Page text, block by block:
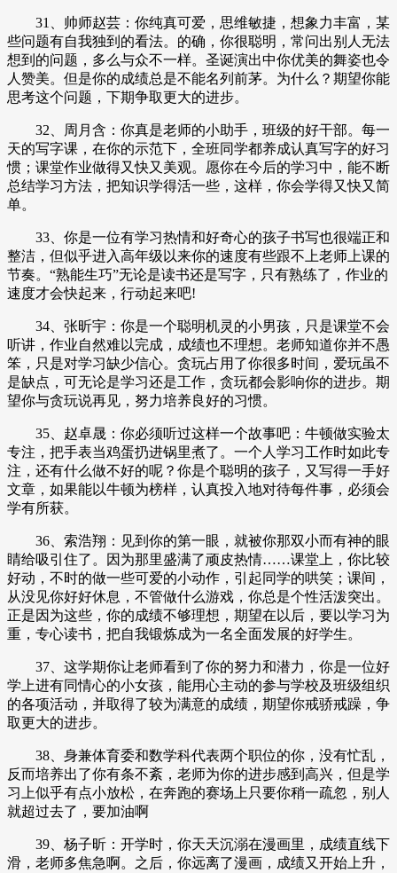
31、帅师赵芸：你纯真可爱，思维敏捷，想象力丰富，某
些问题有自我独到的看法。的确，你很聪明，常问出别人无法
想到的问题，多么与众不一样。圣诞演出中你优美的舞姿也令
人赞美。但是你的成绩总是不能名列前茅。为什么？期望你能
思考这个问题，下期争取更大的进步。
32、周月含：你真是老师的小助手，班级的好干部。每一
天的写字课，在你的示范下，全班同学都养成认真写字的好习
惯；课堂作业做得又快又美观。愿你在今后的学习中，能不断
总结学习方法，把知识学得活一些，这样，你会学得又快又简
单。
33、你是一位有学习热情和好奇心的孩子书写也很端正和
整洁，但似乎进入高年级以来你的速度有些跟不上老师上课的
节奏。“熟能生巧”无论是读书还是写字，只有熟练了，作业的
速度才会快起来，行动起来吧!
34、张昕宇：你是一个聪明机灵的小男孩，只是课堂不会
听讲，作业自然难以完成，成绩也不理想。老师知道你并不愚
笨，只是对学习缺少信心。贪玩占用了你很多时间，爱玩虽不
是缺点，可无论是学习还是工作，贪玩都会影响你的进步。期
望你与贪玩说再见，努力培养良好的习惯。
35、赵卓晟：你必须听过这样一个故事吧：牛顿做实验太
专注，把手表当鸡蛋扔进锅里煮了。一个人学习工作时如此专
注，还有什么做不好的呢？你是个聪明的孩子，又写得一手好
文章，如果能以牛顿为榜样，认真投入地对待每件事，必须会
学有所获。
36、索浩翔：见到你的第一眼，就被你那双小而有神的眼
睛给吸引住了。因为那里盛满了顽皮热情……课堂上，你比较
好动，不时的做一些可爱的小动作，引起同学的哄笑；课间，
从没见你好好休息，不管做什么游戏，你总是个性活泼突出。
正是因为这些，你的成绩不够理想，期望在以后，要以学习为
重，专心读书，把自我锻炼成为一名全面发展的好学生。
37、这学期你让老师看到了你的努力和潜力，你是一位好
学上进有同情心的小女孩，能用心主动的参与学校及班级组织
的各项活动，并取得了较为满意的成绩，期望你戒骄戒躁，争
取更大的进步。
38、身兼体育委和数学科代表两个职位的你，没有忙乱，
反而培养出了你有条不紊，老师为你的进步感到高兴，但是学
习上似乎有点小放松，在奔跑的赛场上只要你稍一疏忽，别人
就超过去了，要加油啊
39、杨子昕：开学时，你天天沉溺在漫画里，成绩直线下
滑，老师多焦急啊。之后，你远离了漫画，成绩又开始上升，